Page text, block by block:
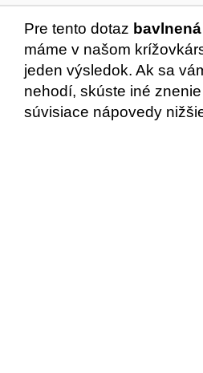
Pre tento dotaz
máme v našom
jeden výsledok. Ak sa
nehodí, skúste iné
súvisiace nápovedy